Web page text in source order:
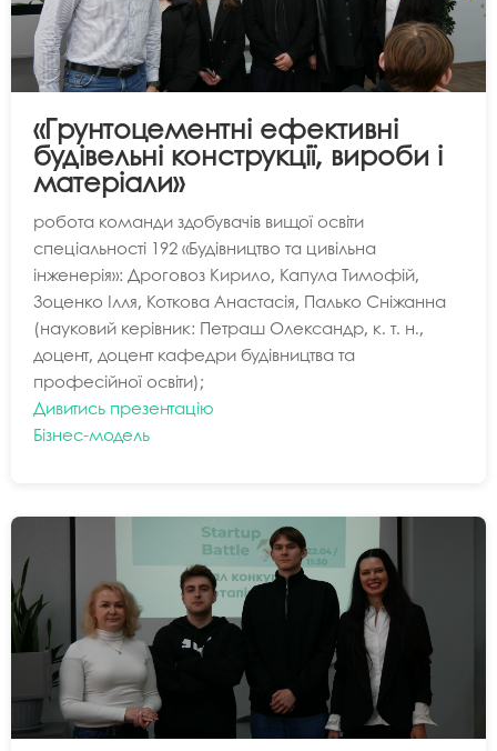
«Грунтоцементні ефективні
будівельні конструкції, вироби і
матеріали»
робота команди здобувачів вищої освіти
спеціальності 192 «Будівництво та цивільна
інженерія»: Дроговоз Кирило, Капула Тимофій,
Зоценко Ілля, Коткова Анастасія, Палько Сніжанна
(науковий керівник: Петраш Олександр, к. т. н.,
доцент, доцент кафедри будівництва та
професійної освіти);
Дивитись презентацію
Бізнес-модель